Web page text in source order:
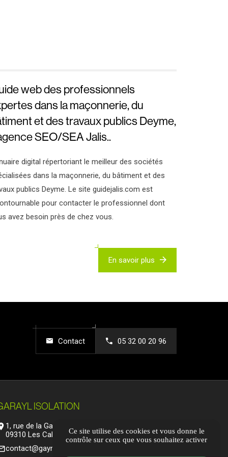
web des professionnels
dans la maçonnerie, du
et des travaux publics Deyme,
SEO/SEA Jalis..
digital répertoriant le meilleur des sociétés
dans la maçonnerie, du bâtiment et des
publics Deyme. Le site guidejalis.com est
pour contacter le professionnel dont
avez besoin près de chez vous.
En savoir plus
Contact 05 32 00 20 96
ISOLATION
1, rue de la Gare,
09310 Les Cabannes
contact@gayral-isolation.fr
Ce site utilise des cookies et vous donne le
contrôle sur ceux que vous souhaitez activer